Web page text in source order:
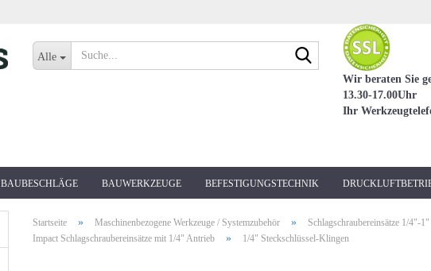
Alle
Suche...
Wir beraten Sie
13.30-17.00Uhr
Ihr
BAUBESCHLÄGE BAUWERKZEUGE BEFESTIGUNGSTECHNIK
Startseite » Maschinenbezogene Werkzeuge / Systemzubehör » Schlagschraubereinsätze 1/4"-
Impact Schlagschraubereinsätze mit 1/4" Antrieb » 1/4" Steckschlüssel-Klingen